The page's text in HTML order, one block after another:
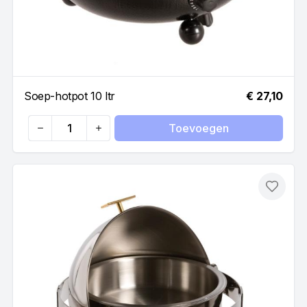
Soep-hotpot 10 ltr € 27,10
Quantity
Toevoegen